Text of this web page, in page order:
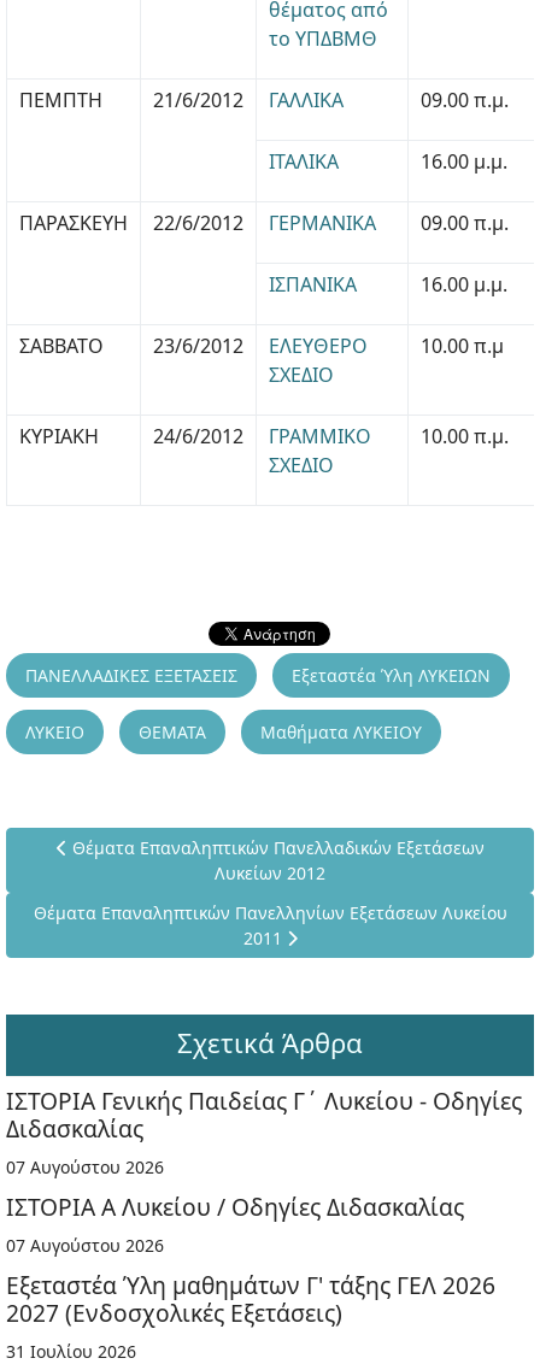
θέματος από
το ΥΠΔΒΜΘ
ΠΕΜΠΤΗ 21/6/2012 ΓΑΛΛΙΚΑ 09.00 π.μ.
ΙΤΑΛΙΚΑ 16.00 μ.μ.
ΠΑΡΑΣΚΕΥΗ 22/6/2012 ΓΕΡΜΑΝΙΚΑ 09.00 π.μ.
ΙΣΠΑΝΙΚΑ 16.00 μ.μ.
ΣΑΒΒΑΤΟ 23/6/2012
ΕΛΕΥΘΕΡΟ
ΣΧΕΔΙΟ
10.00 π.μ
ΚΥΡΙΑΚΗ 24/6/2012
ΓΡΑΜΜΙΚΟ
ΣΧΕΔΙΟ
10.00 π.μ.
ΠΑΝΕΛΛΑΔΙΚΕΣ ΕΞΕΤΑΣΕΙΣ Εξεταστέα Ύλη ΛΥΚΕΙΩΝ
ΛΥΚΕΙΟ ΘΕΜΑΤΑ Μαθήματα ΛΥΚΕΙΟΥ
Προηγούμενο άρθρο: Θέματα Επαναληπτικών
Θέματα Επαναληπτικών Πανελλαδικών Εξετάσεων
Λυκείων 2012
Επόμενο άρθρο: Θέματα Επαναληπτικών Πανελληνίων
Θέματα Επαναληπτικών Πανελληνίων Εξετάσεων Λυκείου
2011
Σχετικά Άρθρα
ΙΣΤΟΡΙΑ Γενικής Παιδείας Γ΄ Λυκείου - Οδηγίες
Διδασκαλίας
07 Αυγούστου 2026
ΙΣΤΟΡΙΑ Α Λυκείου / Οδηγίες Διδασκαλίας
07 Αυγούστου 2026
Εξεταστέα Ύλη μαθημάτων Γ' τάξης ΓΕΛ 2026
2027 (Ενδοσχολικές Εξετάσεις)
31 Ιουλίου 2026